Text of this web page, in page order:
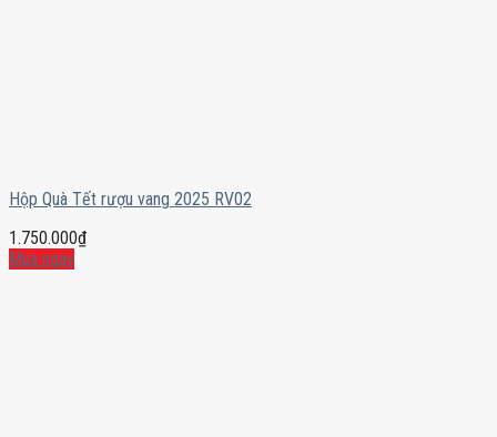
Hộp Quà Tết rượu vang 2025 RV02
1.750.000₫
Mua ngay